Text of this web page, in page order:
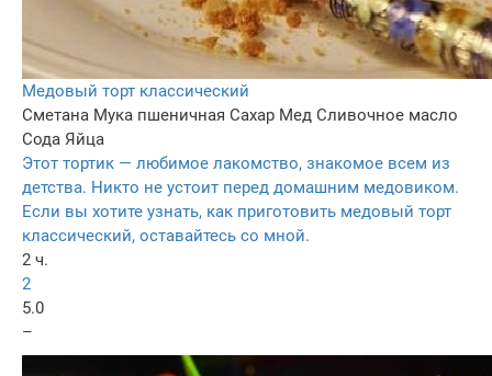
Медовый торт классический
Сметана Мука пшеничная Сахар Мед Сливочное масло
Сода Яйца
Этот тортик — любимое лакомство, знакомое всем из
детства. Никто не устоит перед домашним медовиком.
Если вы хотите узнать, как приготовить медовый торт
классический, оставайтесь со мной.
2 ч.
2
5.0
–